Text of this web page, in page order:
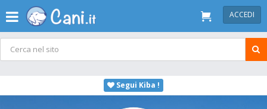
ACCEDI
Segui Kiba !